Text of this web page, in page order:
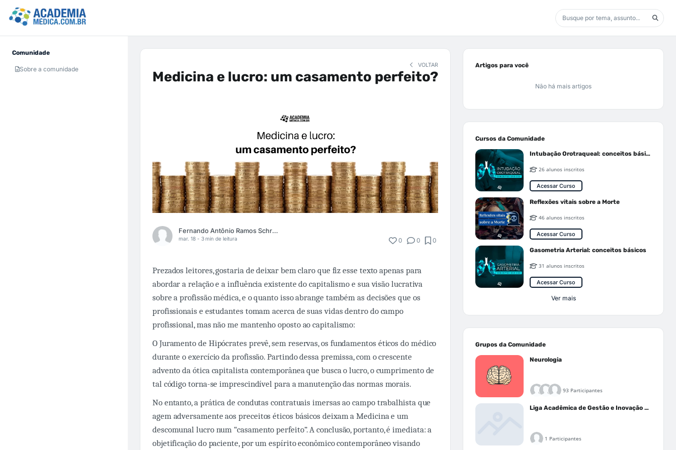
Comunidade
Sobre a comunidade
VOLTAR
Medicina e lucro: um casamento perfeito?
Fernando Antônio Ramos Schramm Neto
mar. 18 - 3 min de leitura 0 0 0
Prezados leitores, gostaria de deixar bem claro que fiz esse texto apenas para
abordar a relação e a influência existente do capitalismo e sua visão lucrativa
sobre a profissão médica, e o quanto isso abrange também as decisões que os
profissionais e estudantes tomam acerca de suas vidas dentro do campo
profissional, mas não me mantenho oposto ao capitalismo:
O Juramento de Hipócrates prevê, sem reservas, os fundamentos éticos do médico
durante o exercício da profissão. Partindo dessa premissa, com o crescente
advento da ótica capitalista contemporânea que busca o lucro, o cumprimento de
tal código torna-se imprescindível para a manutenção das normas morais.
No entanto, a prática de condutas contratuais imersas ao campo trabalhista que
agem adversamente aos preceitos éticos básicos deixam a Medicina e um
descomunal lucro num “casamento perfeito”. A conclusão, portanto, é imediata: a
objetificação do paciente, por um espírito econômico contemporâneo visando
Artigos para você
Não há mais artigos
Cursos da Comunidade
Intubação Orotraqueal: conceitos básicos
26 alunos inscritos
Acessar Curso
Reflexões vitais sobre a Morte
46 alunos inscritos
Acessar Curso
Gasometria Arterial: conceitos básicos
31 alunos inscritos
Acessar Curso
Ver mais
Grupos da Comunidade
Neurologia
93 Participantes
Liga Acadêmica de Gestão e Inovação Médica - LAGIM
1 Participantes